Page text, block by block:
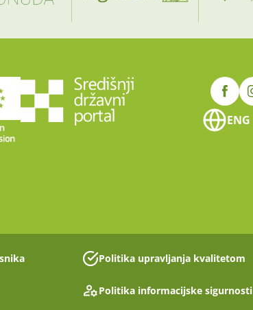
ENG
Politika upravljanja kvalitetom
Politika informacijske sigurnosti